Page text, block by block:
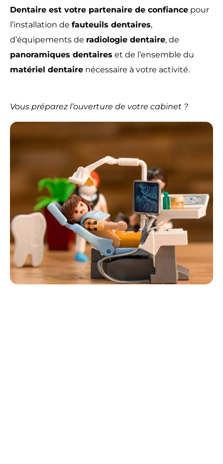
Dentaire est votre partenaire de confiance pour
l’installation de fauteuils dentaires,
d’équipements de radiologie dentaire, de
panoramiques dentaires et de l’ensemble du
matériel dentaire nécessaire à votre activité.
Vous préparez l’ouverture de votre cabinet ?